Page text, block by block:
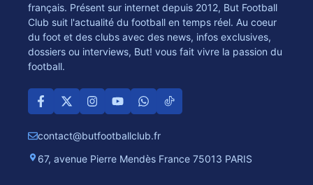
français. Présent sur internet depuis 2012, But Football
Club suit l'actualité du football en temps réel. Au coeur
du foot et des clubs avec des news, infos exclusives,
dossiers ou interviews, But! vous fait vivre la passion du
football.
contact@butfootballclub.fr
67, avenue Pierre Mendès France 75013 PARIS